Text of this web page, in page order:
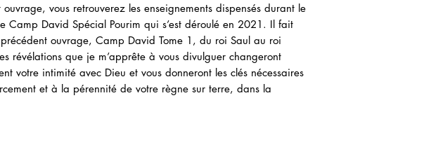
ouvrage, vous retrouverez les enseignements dispensés durant le
Camp David Spécial Pourim qui s’est déroulé en 2021. Il fait
ouvrage, Camp David Tome 1, du roi Saul au roi
révélations que je m’apprête à vous divulguer changeront
votre intimité avec Dieu et vous donneront les clés nécessaires
et à la pérennité de votre règne sur terre, dans la